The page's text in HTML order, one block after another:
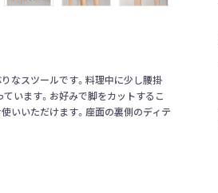
なスツールです。料理中に少し腰掛
います。お好みで脚をカットするこ
いいただけます。座面の裏側のディテ